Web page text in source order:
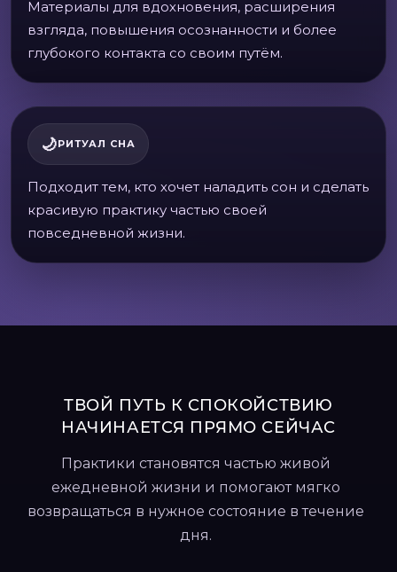
Материалы для вдохновения, расширения
взгляда, повышения осознанности и более
глубокого контакта со своим путём.
🌙РИТУАЛ СНА
Подходит тем, кто хочет наладить сон и сделать
красивую практику частью своей
повседневной жизни.
ТВОЙ ПУТЬ К СПОКОЙСТВИЮ
НАЧИНАЕТСЯ ПРЯМО СЕЙЧАС
Практики становятся частью живой
ежедневной жизни и помогают мягко
возвращаться в нужное состояние в течение
дня.